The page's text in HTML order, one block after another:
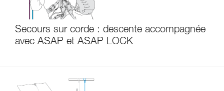
Secours sur corde : descente accompagnée
avec ASAP et ASAP LOCK